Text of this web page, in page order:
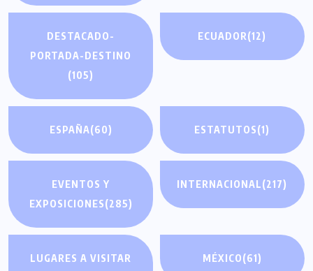
DESTACADO-
PORTADA-DESTINO
(105)
ECUADOR(12)
ESPAÑA(60) ESTATUTOS(1)
EVENTOS Y
EXPOSICIONES(285)
INTERNACIONAL(217)
LUGARES A VISITAR
MÉXICO(61)